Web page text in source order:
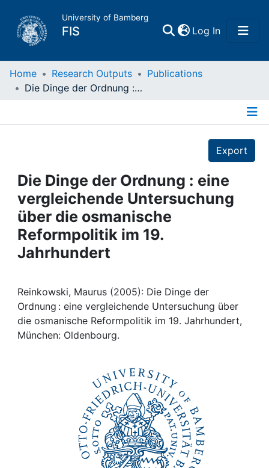
University of Bamberg
FIS Log In(current)
Home
Projects
People
Institutions
My FIS
Help
Home Research Outputs
Publications
Die Dinge der Ordnung : eine vergleichende Untersuchung über die osmanische Reformpolitik im 19. Jahrhundert
Export
Die Dinge der Ordnung : eine
vergleichende Untersuchung
über die osmanische
Reformpolitik im 19.
Jahrhundert
Reinkowski, Maurus (2005): Die Dinge der
Ordnung : eine vergleichende Untersuchung über
die osmanische Reformpolitik im 19. Jahrhundert,
München: Oldenbourg.